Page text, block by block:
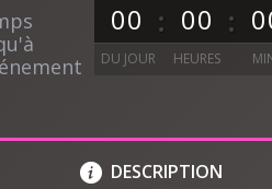
00 00 0
DU JOUR HEURES
DESCRIPTION